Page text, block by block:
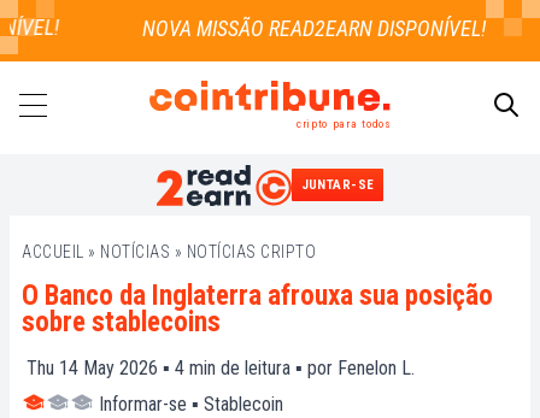
cripto para todos
JUNTAR-SE
ACCUEIL » NOTÍCIAS » NOTÍCIAS CRIPTO
O Banco da Inglaterra afrouxa sua posição
sobre stablecoins
Thu 14 May 2026 ▪ 4 min de leitura ▪ por Fenelon L.
Informar-se ▪ Stablecoin